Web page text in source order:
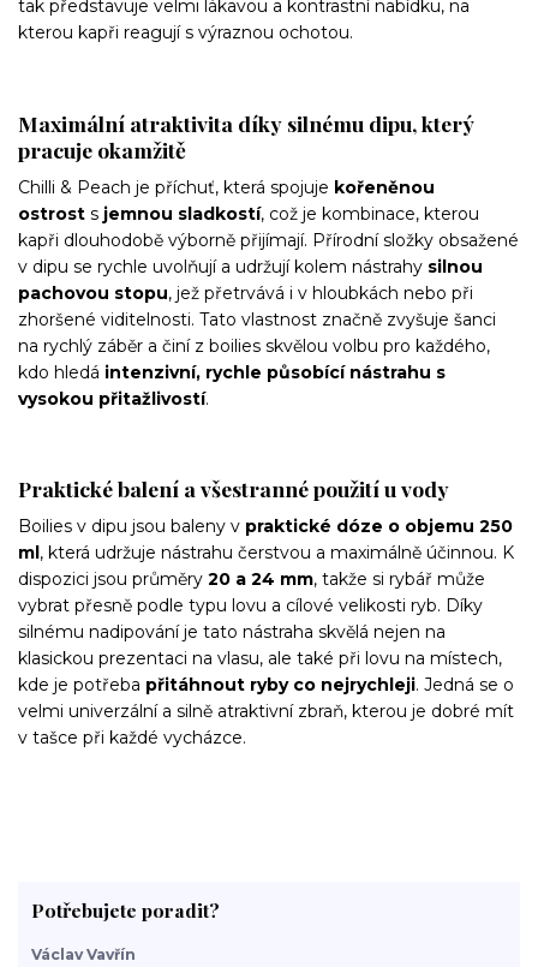
tak představuje velmi lákavou a kontrastní nabídku, na
kterou kapři reagují s výraznou ochotou.
Maximální atraktivita díky silnému dipu, který
pracuje okamžitě
Chilli & Peach je příchuť, která spojuje kořeněnou
ostrost s jemnou sladkostí, což je kombinace, kterou
kapři dlouhodobě výborně přijímají. Přírodní složky obsažené
v dipu se rychle uvolňují a udržují kolem nástrahy silnou
pachovou stopu, jež přetrvává i v hloubkách nebo při
zhoršené viditelnosti. Tato vlastnost značně zvyšuje šanci
na rychlý záběr a činí z boilies skvělou volbu pro každého,
kdo hledá intenzivní, rychle působící nástrahu s
vysokou přitažlivostí.
Praktické balení a všestranné použití u vody
Boilies v dipu jsou baleny v praktické dóze o objemu 250
ml, která udržuje nástrahu čerstvou a maximálně účinnou. K
dispozici jsou průměry 20 a 24 mm, takže si rybář může
vybrat přesně podle typu lovu a cílové velikosti ryb. Díky
silnému nadipování je tato nástraha skvělá nejen na
klasickou prezentaci na vlasu, ale také při lovu na místech,
kde je potřeba přitáhnout ryby co nejrychleji. Jedná se o
velmi univerzální a silně atraktivní zbraň, kterou je dobré mít
v tašce při každé vycházce.
Potřebujete poradit?
Václav Vavřín